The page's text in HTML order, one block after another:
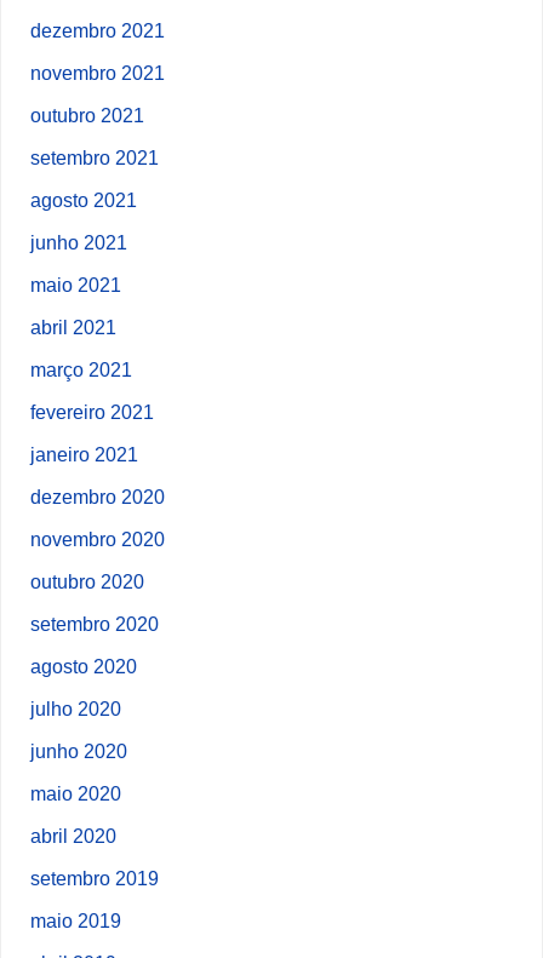
dezembro 2021
novembro 2021
outubro 2021
setembro 2021
agosto 2021
junho 2021
maio 2021
abril 2021
março 2021
fevereiro 2021
janeiro 2021
dezembro 2020
novembro 2020
outubro 2020
setembro 2020
agosto 2020
julho 2020
junho 2020
maio 2020
abril 2020
setembro 2019
maio 2019